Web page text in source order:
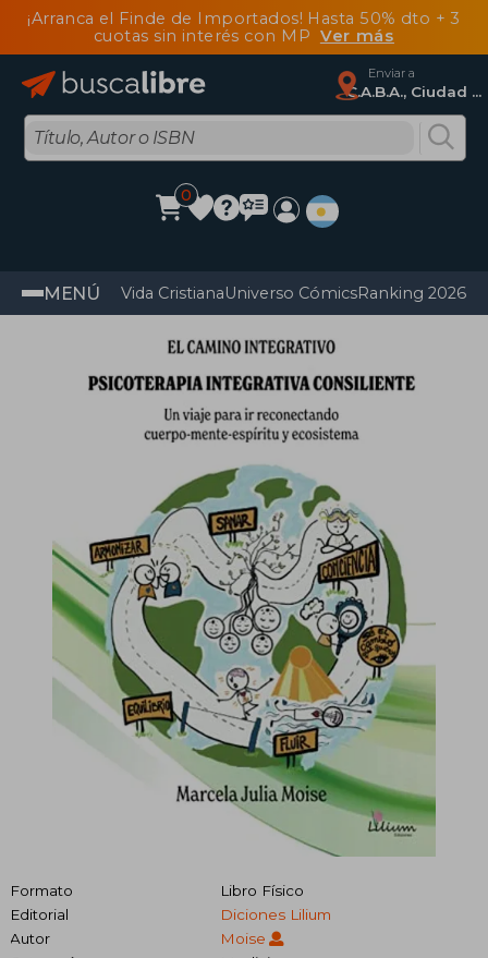
¡Arranca el Finde de Importados! Hasta 50% dto + 3
cuotas sin interés con MP Ver más
Enviar a
C.A.B.A., Ciudad Autónoma De Buenos Aires
0
MENÚ Vida CristianaUniverso CómicsRanking 2026
Formato
Libro Físico
Editorial
Diciones Lilium
Autor
Moise